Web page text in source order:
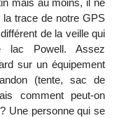
mais au moins, il ne
trace de notre GPS
de la veille qui
Powell. Assez
sur un équipement
(tente, sac de
comment peut-on
Une personne qui se